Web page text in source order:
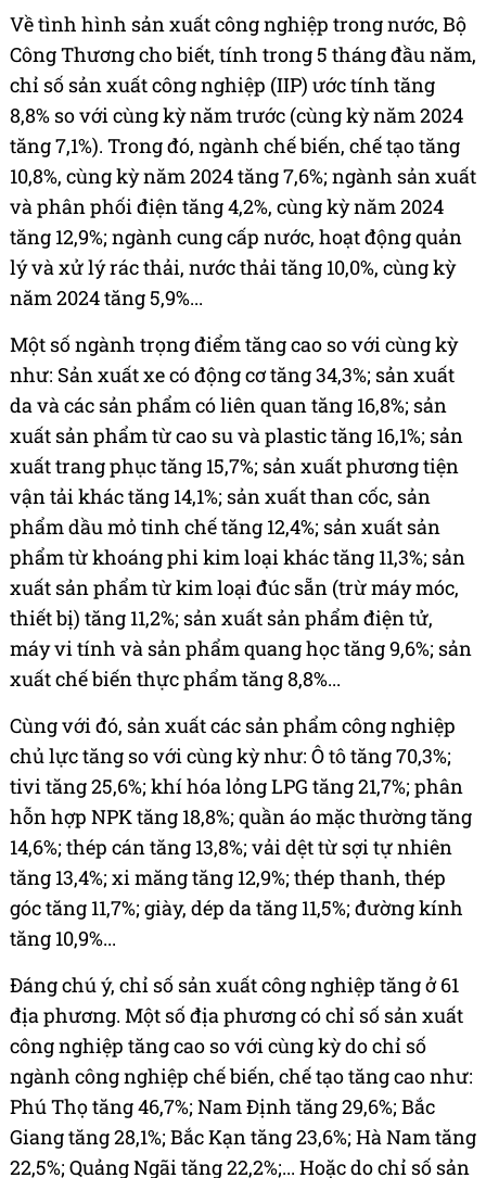
Về tình hình sản xuất công nghiệp trong nước, Bộ
Công Thương cho biết, tính trong 5 tháng đầu năm,
chỉ số sản xuất công nghiệp (IIP) ước tính tăng
8,8% so với cùng kỳ năm trước (cùng kỳ năm 2024
tăng 7,1%). Trong đó, ngành chế biến, chế tạo tăng
10,8%, cùng kỳ năm 2024 tăng 7,6%; ngành sản xuất
và phân phối điện tăng 4,2%, cùng kỳ năm 2024
tăng 12,9%; ngành cung cấp nước, hoạt động quản
lý và xử lý rác thải, nước thải tăng 10,0%, cùng kỳ
năm 2024 tăng 5,9%...
Một số ngành trọng điểm tăng cao so với cùng kỳ
như: Sản xuất xe có động cơ tăng 34,3%; sản xuất
da và các sản phẩm có liên quan tăng 16,8%; sản
xuất sản phẩm từ cao su và plastic tăng 16,1%; sản
xuất trang phục tăng 15,7%; sản xuất phương tiện
vận tải khác tăng 14,1%; sản xuất than cốc, sản
phẩm dầu mỏ tinh chế tăng 12,4%; sản xuất sản
phẩm từ khoáng phi kim loại khác tăng 11,3%; sản
xuất sản phẩm từ kim loại đúc sẵn (trừ máy móc,
thiết bị) tăng 11,2%; sản xuất sản phẩm điện tử,
máy vi tính và sản phẩm quang học tăng 9,6%; sản
xuất chế biến thực phẩm tăng 8,8%...
Cùng với đó, sản xuất các sản phẩm công nghiệp
chủ lực tăng so với cùng kỳ như: Ô tô tăng 70,3%;
tivi tăng 25,6%; khí hóa lỏng LPG tăng 21,7%; phân
hỗn hợp NPK tăng 18,8%; quần áo mặc thường tăng
14,6%; thép cán tăng 13,8%; vải dệt từ sợi tự nhiên
tăng 13,4%; xi măng tăng 12,9%; thép thanh, thép
góc tăng 11,7%; giày, dép da tăng 11,5%; đường kính
tăng 10,9%...
Đáng chú ý, chỉ số sản xuất công nghiệp tăng ở 61
địa phương. Một số địa phương có chỉ số sản xuất
công nghiệp tăng cao so với cùng kỳ do chỉ số
ngành công nghiệp chế biến, chế tạo tăng cao như:
Phú Thọ tăng 46,7%; Nam Định tăng 29,6%; Bắc
Giang tăng 28,1%; Bắc Kạn tăng 23,6%; Hà Nam tăng
22,5%; Quảng Ngãi tăng 22,2%;... Hoặc do chỉ số sản